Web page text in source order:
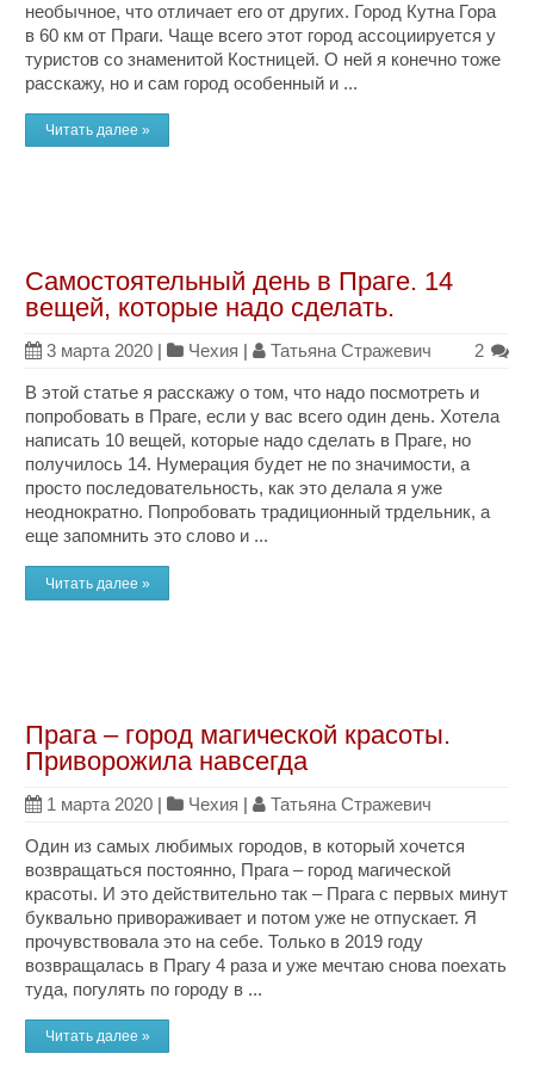
необычное, что отличает его от других. Город Кутна Гора
в 60 км от Праги. Чаще всего этот город ассоциируется у
туристов со знаменитой Костницей. О ней я конечно тоже
расскажу, но и сам город особенный и ...
Читать далее »
Самостоятельный день в Праге. 14
вещей, которые надо сделать.
3 марта 2020 | Чехия | Татьяна Стражевич 2
В этой статье я расскажу о том, что надо посмотреть и
попробовать в Праге, если у вас всего один день. Хотела
написать 10 вещей, которые надо сделать в Праге, но
получилось 14. Нумерация будет не по значимости, а
просто последовательность, как это делала я уже
неоднократно. Попробовать традиционный трдельник, а
еще запомнить это слово и ...
Читать далее »
Прага – город магической красоты.
Приворожила навсегда
1 марта 2020 | Чехия | Татьяна Стражевич
Один из самых любимых городов, в который хочется
возвращаться постоянно, Прага – город магической
красоты. И это действительно так – Прага с первых минут
буквально привораживает и потом уже не отпускает. Я
прочувствовала это на себе. Только в 2019 году
возвращалась в Прагу 4 раза и уже мечтаю снова поехать
туда, погулять по городу в ...
Читать далее »